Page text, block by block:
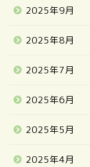
2025年9月
2025年8月
2025年7月
2025年6月
2025年5月
2025年4月